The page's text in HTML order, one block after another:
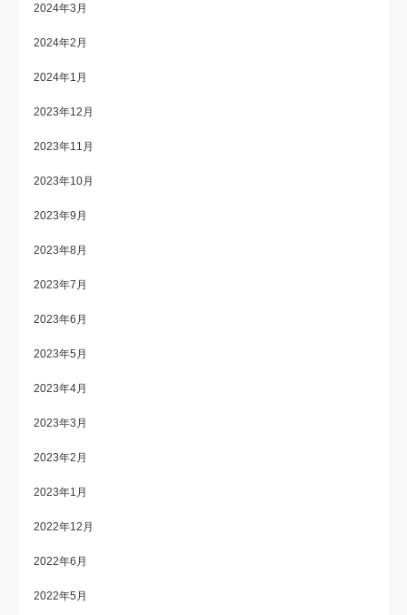
2024年3月
2024年2月
2024年1月
2023年12月
2023年11月
2023年10月
2023年9月
2023年8月
2023年7月
2023年6月
2023年5月
2023年4月
2023年3月
2023年2月
2023年1月
2022年12月
2022年6月
2022年5月